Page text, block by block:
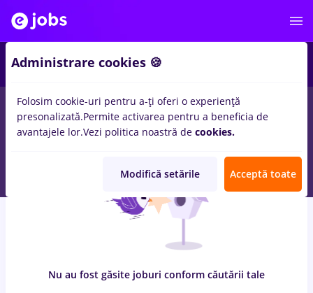
locuri de muncafarmavet, Part time inTimisoara
StudentinTransport / Distributie, Medicina / Sanatate
Nu au fost găsite joburi conform căutării tale
Administrare cookies 🍪
Folosim cookie-uri pentru a-ți oferi o experiență
presonalizată.Permite activarea pentru a beneficia de
avantajele lor.Vezi politica noastră de cookies.
Modifică setările Acceptă toate